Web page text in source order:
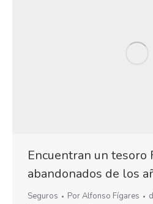
Encuentran un tesoro
abandonados de los
Seguros PorAlfonso Fígares